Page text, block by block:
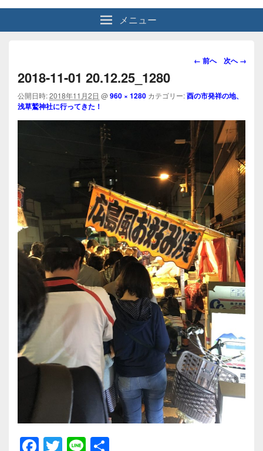
メニュー
画
ビ
ー
シ
ョ
ン
← 前へ 次へ →
2018-11-01 20.12.25_1280
公開日時:2018年11月2日 @960 × 1280 カテゴリー:酉の市発祥の地、
浅草鷲神社に行ってきた！